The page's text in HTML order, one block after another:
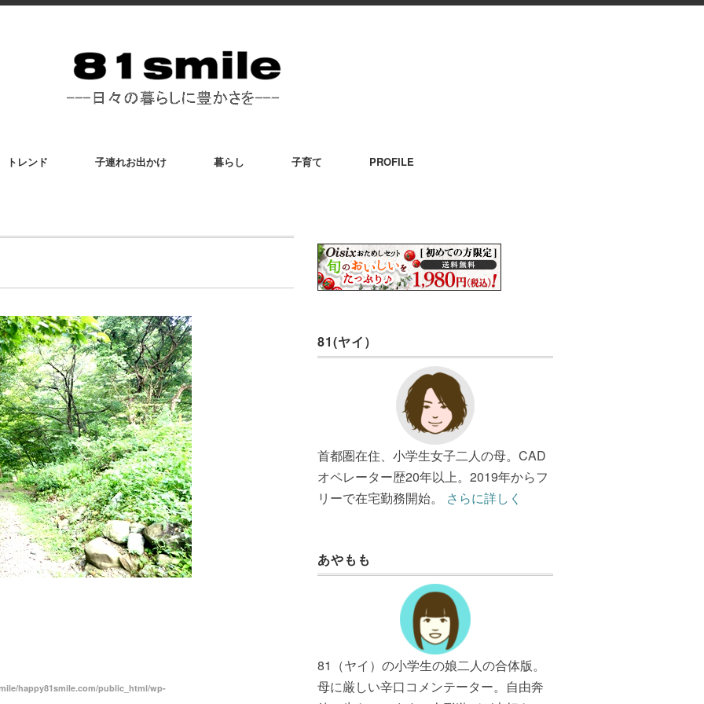
トレンド 子連れお出かけ 暮らし 子育て PROFILE
happy81smile.com/public_html/wp-
81(ヤイ）
首都圏在住、小学生女子二人の母。CAD
オペレーター歴20年以上。2019年からフ
リーで在宅勤務開始。 さらに詳しく
あやもも
81（ヤイ）の小学生の娘二人の合体版。
母に厳しい辛口コメンテーター。自由奔